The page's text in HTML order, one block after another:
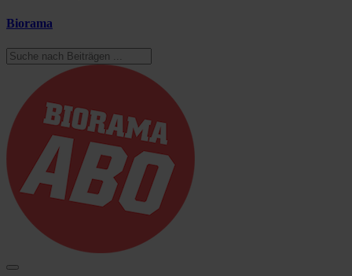
Biorama